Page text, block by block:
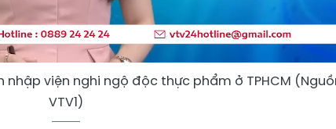
nhập viện nghi ngộ độc thực phẩm ở TPHCM
VTV1)